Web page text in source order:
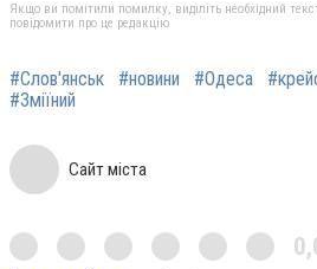
Якщо ви помітили помилку, виділіть необхідний
повідомити про це редакцію
#Слов'янськ #новини #Одеса
#Зміїний
Сайт міста